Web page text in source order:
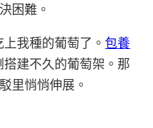
困難。
上我種的葡萄了。包養
建不久的葡萄架。那
里悄悄伸展。